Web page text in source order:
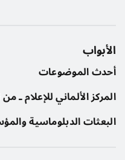
الأبواب
أحدث الموضوعات
المركز الألماني للإعلام ـ
البعثات الدبلوماسية